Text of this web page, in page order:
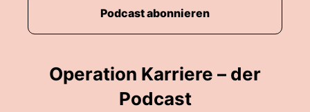
Operation Karriere – der
Podcast
Podcast abonnieren